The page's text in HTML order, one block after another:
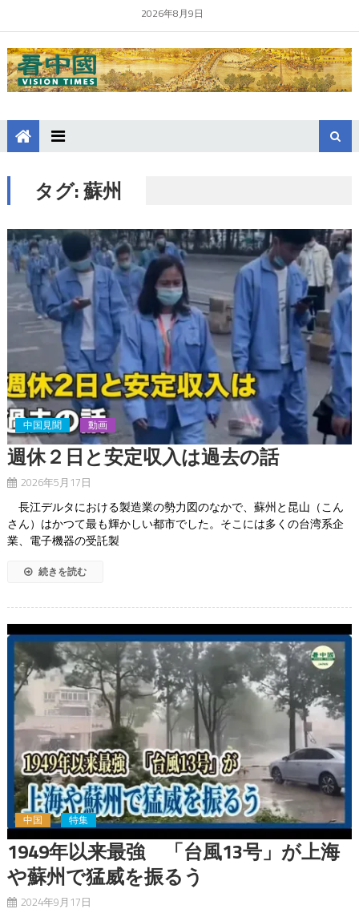
2026年8月9日
タグ:蘇州
中国見聞 動画
週休２日と安定収入は過去の話
2026年5月17日
長江デルタにおける製造業の勢力図のなかで、蘇州と昆山（こん
さん）はかつて最も輝かしい都市でした。そこには多くの台湾系企
業、電子機器の受託製
続きを読む
中国 特集
1949年以来最強 「台風13号」が上海
や蘇州で猛威を振るう
2024年9月17日